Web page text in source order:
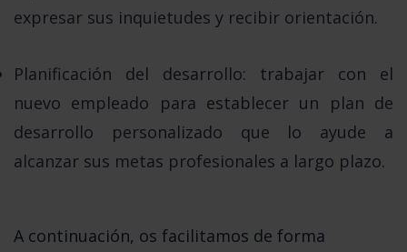
expresar sus inquietudes y recibir orientación.
Planificación del desarrollo: trabajar con el
nuevo empleado para establecer un plan de
desarrollo personalizado que lo ayude a
alcanzar sus metas profesionales a largo plazo.
A continuación, os facilitamos de forma